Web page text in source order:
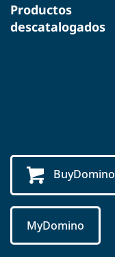
Productos
descatalogados
BuyDomino
MyDomino